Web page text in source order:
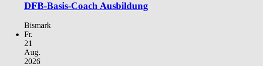
DFB-Basis-Coach Ausbildung
Bismark
Fr.
21
Aug.
2026